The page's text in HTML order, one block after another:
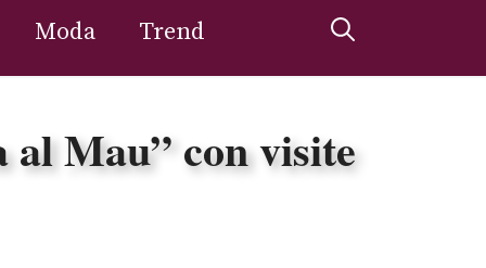
Moda Trend
Mau” con visite